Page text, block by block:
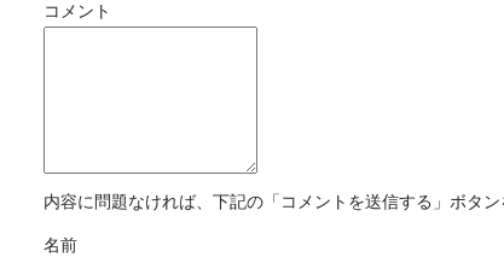
コメント
内容に問題なければ、下記の「コメントを送信する」ボタン
名前